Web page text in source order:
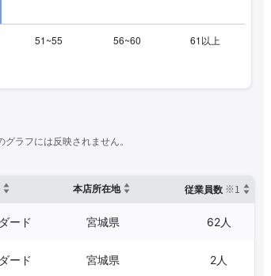
ラフには反映されません。
本店所在地 従業員数 ※1
ード 宮城県 62人
ード 宮城県 2人